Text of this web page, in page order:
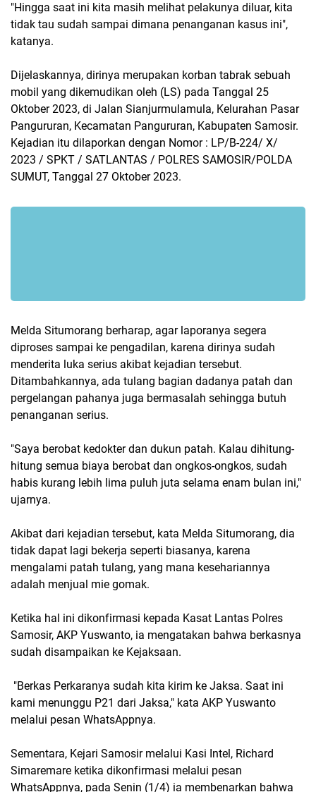
"Hingga saat ini kita masih melihat pelakunya diluar, kita
tidak tau sudah sampai dimana penanganan kasus ini",
katanya.
Dijelaskannya, dirinya merupakan korban tabrak sebuah
mobil yang dikemudikan oleh (LS) pada Tanggal 25
Oktober 2023, di Jalan Sianjurmulamula, Kelurahan Pasar
Pangururan, Kecamatan Pangururan, Kabupaten Samosir.
Kejadian itu dilaporkan dengan Nomor : LP/B-224/ X/
2023 / SPKT / SATLANTAS / POLRES SAMOSIR/POLDA
SUMUT, Tanggal 27 Oktober 2023.
Melda Situmorang berharap, agar laporanya segera
diproses sampai ke pengadilan, karena dirinya sudah
menderita luka serius akibat kejadian tersebut.
Ditambahkannya, ada tulang bagian dadanya patah dan
pergelangan pahanya juga bermasalah sehingga butuh
penanganan serius.
"Saya berobat kedokter dan dukun patah. Kalau dihitung-
hitung semua biaya berobat dan ongkos-ongkos, sudah
habis kurang lebih lima puluh juta selama enam bulan ini,"
ujarnya.
Akibat dari kejadian tersebut, kata Melda Situmorang, dia
tidak dapat lagi bekerja seperti biasanya, karena
mengalami patah tulang, yang mana kesehariannya
adalah menjual mie gomak.
Ketika hal ini dikonfirmasi kepada Kasat Lantas Polres
Samosir, AKP Yuswanto, ia mengatakan bahwa berkasnya
sudah disampaikan ke Kejaksaan.
"Berkas Perkaranya sudah kita kirim ke Jaksa. Saat ini
kami menunggu P21 dari Jaksa," kata AKP Yuswanto
melalui pesan WhatsAppnya.
Sementara, Kejari Samosir melalui Kasi Intel, Richard
Simaremare ketika dikonfirmasi melalui pesan
WhatsAppnya, pada Senin (1/4) ia membenarkan bahwa